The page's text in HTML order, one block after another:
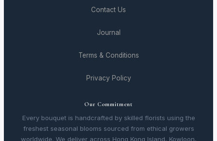
Contact Us
Journal
Terms & Conditions
Privacy Policy
Our Commitment
Every bouquet is handcrafted by skilled florists using the
freshest seasonal blooms sourced from ethical growers
worldwide. We deliver across Hong Kong Island, Kowloon,